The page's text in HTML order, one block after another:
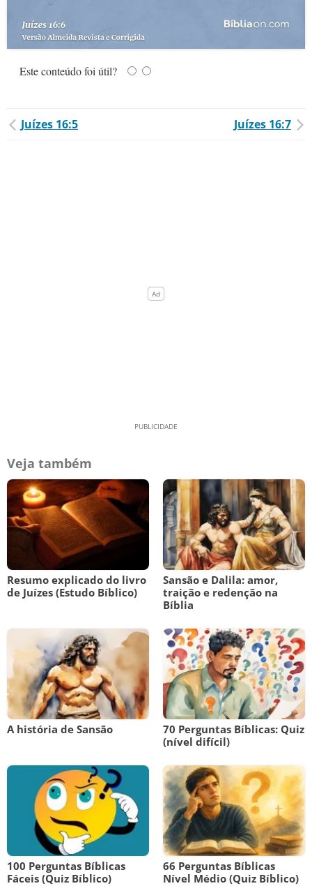
Este conteúdo foi útil?
Juízes 16:5 Juízes 16:7
Veja também
Resumo explicado do livro
de Juízes (Estudo Bíblico)
Sansão e Dalila: amor,
traição e redenção na
Bíblia
A história de Sansão
70 Perguntas Bíblicas: Quiz
(nível difícil)
100 Perguntas Bíblicas
Fáceis (Quiz Bíblico)
66 Perguntas Bíblicas
Nível Médio (Quiz Bíblico)